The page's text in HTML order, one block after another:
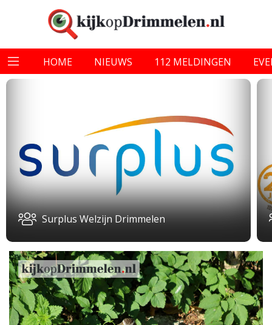
HOME NIEUWS 112 MELDINGEN
Surplus Welzijn Drimmelen